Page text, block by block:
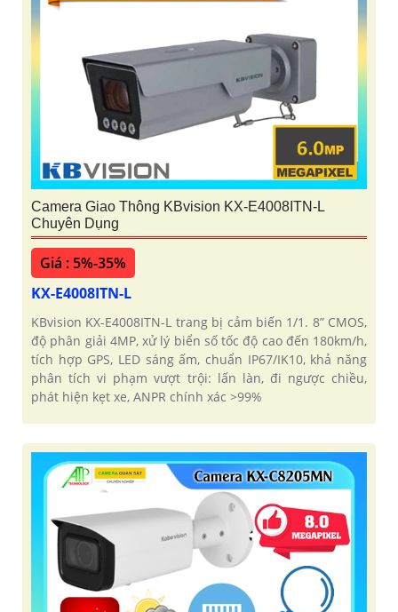
Camera Giao Thông KBvision KX-E4008ITN-L
Chuyên Dụng
Giá : 5%-35%
KX-E4008ITN-L
KBvision KX-E4008ITN-L trang bị cảm biến 1/1. 8” CMOS,
độ phân giải 4MP, xử lý biển số tốc độ cao đến 180km/h,
tích hợp GPS, LED sáng ấm, chuẩn IP67/IK10, khả năng
phân tích vi phạm vượt trội: lấn làn, đi ngược chiều,
phát hiện kẹt xe, ANPR chính xác >99%